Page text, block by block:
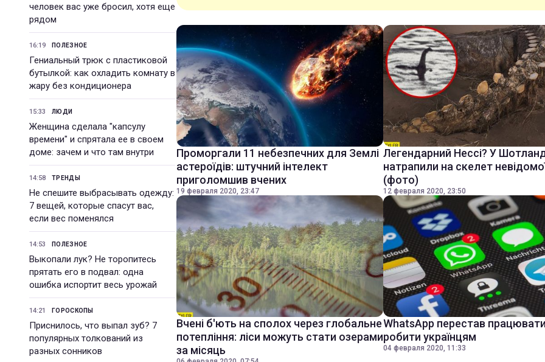
человек вас уже бросил, хотя еще
рядом
16:19 ПОЛЕЗНОЕ
Гениальный трюк с пластиковой
бутылкой: как охладить комнату в
жару без кондиционера
15:33 ЛЮДИ
Женщина сделала "капсулу
времени" и спрятала ее в своем
доме: зачем и что там внутри
14:58 ТРЕНДЫ
Не спешите выбрасывать одежду:
7 вещей, которые спасут вас,
если вес поменялся
14:53 ПОЛЕЗНОЕ
Выкопали лук? Не торопитесь
прятать его в подвал: одна
ошибка испортит весь урожай
14:21 ГОРОСКОПЫ
Приснилось, что выпал зуб? 7
популярных толкований из
разных сонников
Проморгали 11 небезпечних для Землі
астероїдів: штучний інтелект
приголомшив вчених
19 февраля 2020, 23:47
Легендарний Нессі? У
натрапили на скелет
(фото)
12 февраля 2020, 23:50
Вчені б'ють на сполох через глобальне
потепління: ліси можуть стати озерами
за місяць
WhatsApp перестав
робити українцям
04 февраля 2020, 11:33